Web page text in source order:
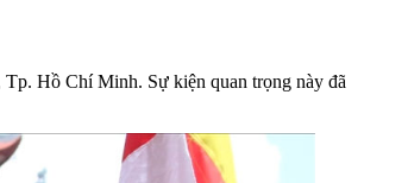
Hồ Chí Minh. Sự kiện quan trọng này đã